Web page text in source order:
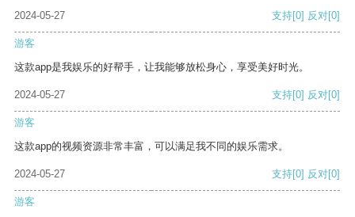
2024-05-27
支持[0] 反对[0]
游客
这款app是我娱乐的好帮手，让我能够放松身心，享受美好时光。
2024-05-27 支持[0] 反对[0]
游客
这款app的视频资源非常丰富，可以满足我不同的娱乐需求。
2024-05-27 支持[0] 反对[0]
游客